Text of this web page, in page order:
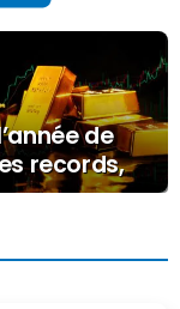
de
records,
?